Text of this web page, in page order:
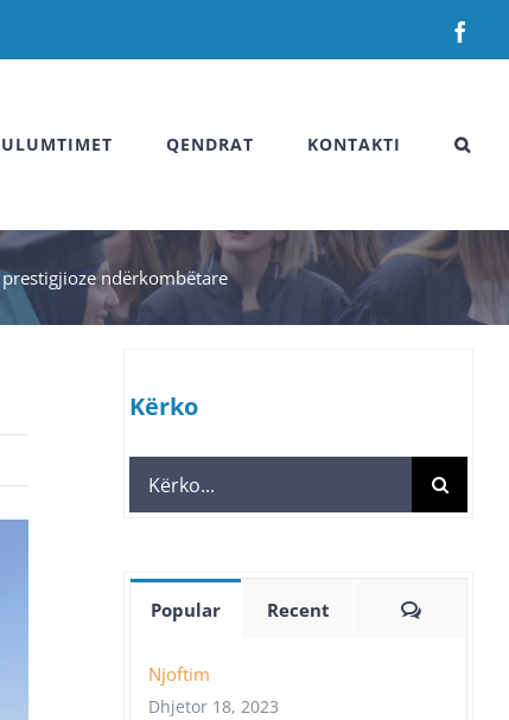
QENDRAT KONTAKTI
ndërkombëtare
Kërko
Search
for:
Popular Recent
Njoftim
Dhjetor 18, 2023